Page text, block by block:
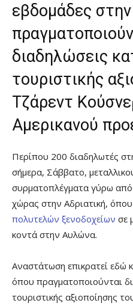
εβδομάδες
διαδηλώσεις
τουριστικής
Τζάρεντ
Αμερικανού
Περίπου 200 διαδηλωτές
σήμερα, Σάββατο,
συρματοπλέγματα γύρω από
χώρας στην Αδριατική, όπου
πολυτελών ξενοδοχείων σε
κοντά στην Αυλώνα.
Αναστάτωση επικρατεί εδώ
όπου πραγματοποιούνται
τουριστικής αξιοποίησης